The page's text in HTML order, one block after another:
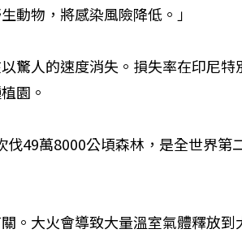
動物，將感染風險降低。」
驚人的速度消失。損失率在印尼特
園。
49萬8000公頃森林，是全世界第
。大火會導致大量溫室氣體釋放到